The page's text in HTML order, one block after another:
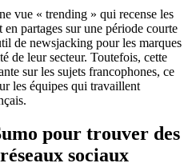
vue « trending » qui recense les
partages sur une période courte
de newsjacking pour les marques
de leur secteur. Toutefois, cette
sur les sujets francophones, ce
les équipes qui travaillent
pour trouver des
sociaux